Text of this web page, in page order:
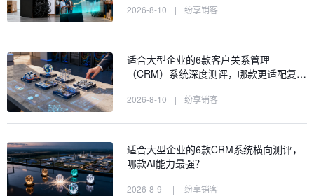
2026-8-10 | 纷享销客
适合大型企业的6款客户关系管理
（CRM）系统深度测评，哪款更适配复…
2026-8-10 | 纷享销客
适合大型企业的6款CRM系统横向测评，
哪款AI能力最强？
2026-8-9 | 纷享销客